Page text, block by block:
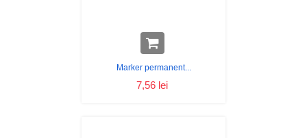
Marker permanent...
7,56 lei